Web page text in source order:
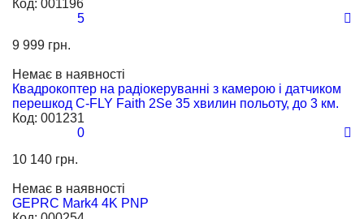
Код: 001196
5
9 999 грн.
Немає в наявності
Квадрокоптер на радіокеруванні з камерою і датчиком
перешкод С-FLY Faith 2Se 35 хвилин польоту, до 3 км.
Код: 001231
0
10 140 грн.
Немає в наявності
GEPRC Mark4 4K PNP